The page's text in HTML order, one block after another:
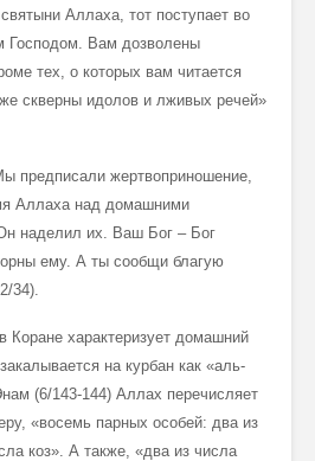
Аллаха, тот поступает во
Господом. Вам дозволены
тех, о которых вам читается
же скверны идолов и лживых речей»
предписали жертвоприношение,
Аллаха над домашними
наделил их. Ваш Бог – Бог
ему. А ты сообщи благую
34).
Коране характеризует домашний
на курбан как «аль-
(6/143-144) Аллах перечисляет
«восемь парных особей: два из
коз». А также, «два из числа